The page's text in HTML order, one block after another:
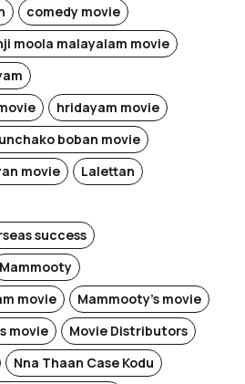
comedy movie
moola malayalam movie
hridayam movie
boban movie
movie
Lalettan
success
Mammooty
movie
Mammooty's movie
movie
Movie Distributors
Nna Thaan Case Kodu